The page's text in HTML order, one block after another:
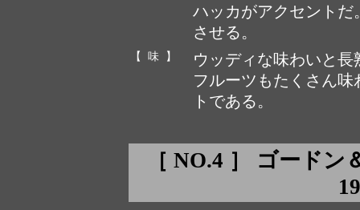
ハッカがアクセント
させる。
【 味 】
ウッディな味わいと
フルーツもたくさん
トである。
［ NO.4 ］ ゴード